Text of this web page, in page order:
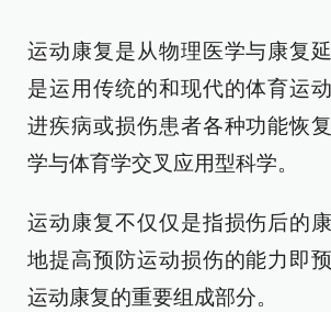
运动康复是从物理医学与康复
是运用传统的和现代的体育运
进疾病或损伤患者各种功能恢
学与体育学交叉应用型科学。
运动康复不仅仅是指损伤后的
地提高预防运动损伤的能力即
运动康复的重要组成部分。